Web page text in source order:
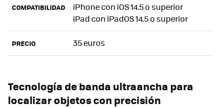
COMPATIBILIDAD
iPhone con iOS 14.5 o superior
iPad con iPadOS 14.5 o superior
PRECIO 35 euros
Tecnología de banda ultraancha para
localizar objetos con precisión